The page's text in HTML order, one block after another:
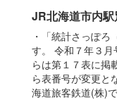
JR北海道市内
・「統計さっぽ
す。 令和７年３
らは第１７表に掲
ら表番号が変更と
海道旅客鉄道(株)で